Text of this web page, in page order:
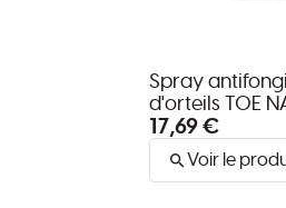
Spray
d'orteils TOE
17,69 €
Voir le